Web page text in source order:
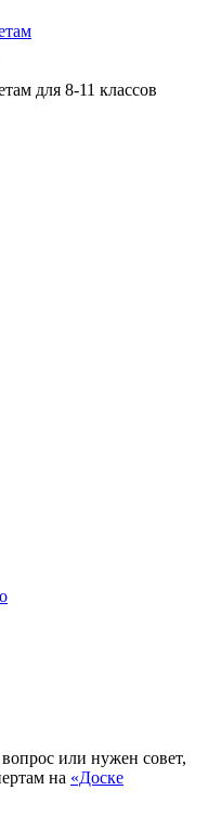
для 8-11 классов
или нужен совет,
на «Доске